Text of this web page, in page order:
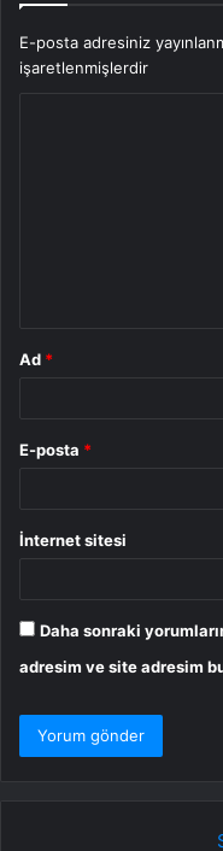
E-posta adresiniz
işaretlenmişlerdir
Ad *
E-posta *
İnternet sitesi
Daha sonraki
adresim ve site adresim